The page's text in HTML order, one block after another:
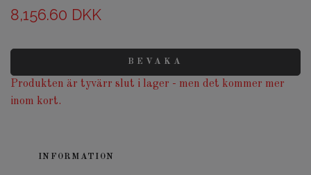
8,156.60 DKK
BEVAKA
Produkten är tyvärr slut i lager - men det kommer mer
inom kort.
INFORMATION